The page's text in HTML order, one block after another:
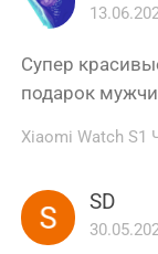
Супер
подарок
Xiaomi Watch S1
SD